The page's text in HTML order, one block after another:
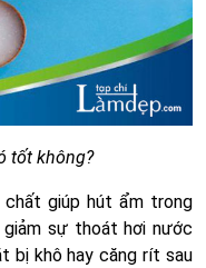
tốt không?
chất giúp hút ẩm trong
sự thoát hơi nước
bị khô hay căng rít sau